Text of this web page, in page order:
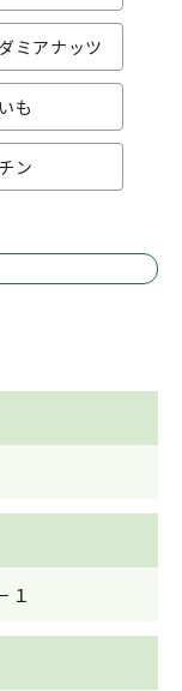
ミアナッツ
も
ン
１